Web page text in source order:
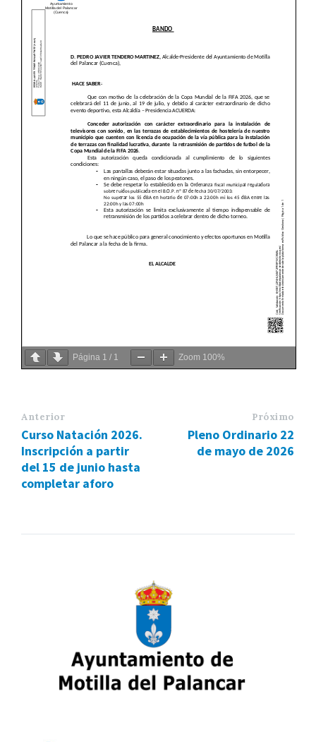
Página 1 / 1 Zoom 100%
Anterior
Curso Natación 2026.
Inscripción a partir
del 15 de junio hasta
completar aforo
Próximo
Pleno Ordinario 22
de mayo de 2026